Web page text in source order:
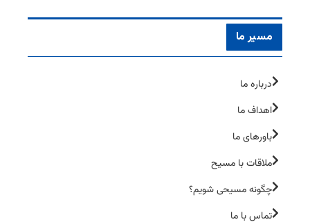
مسیر ما
درباره ما
اهداف ما
باورهای ما
ملاقات با مسیح
چگونه مسیحی شویم؟
تماس با ما